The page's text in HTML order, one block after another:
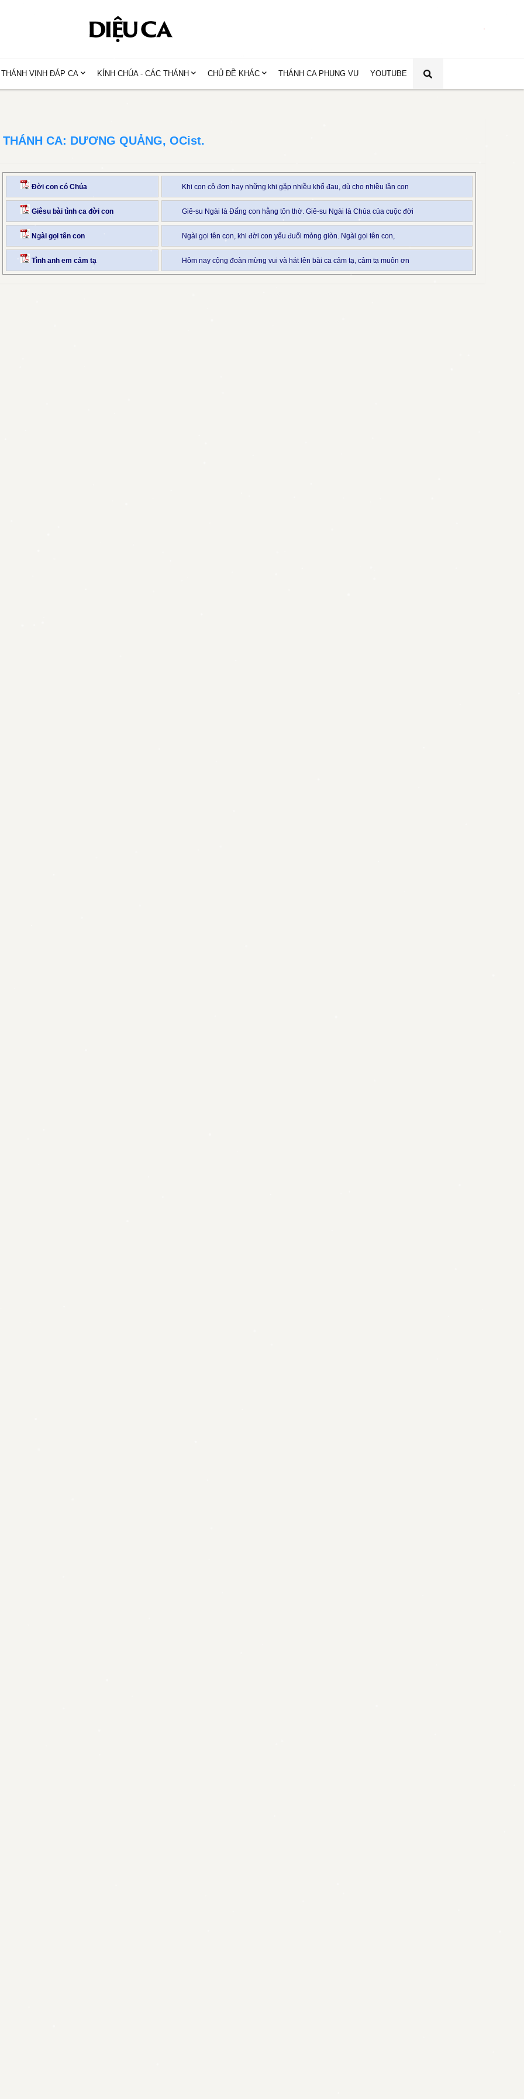
THÁNH VỊNH ĐÁP CA KÍNH CHÚA - CÁC THÁNH CHỦ ĐỀ KHÁC THÁNH CA PHỤNG VỤ YOUTUBE
THÁNH CA: DƯƠNG QUẢNG, OCist.
Đời con có Chúa Khi con cô đơn hay những khi gặp nhiều khổ đau, dù cho nhiều lần con
Giêsu bài tình ca đời con Giê-su Ngài là Đấng con hằng tôn thờ. Giê-su Ngài là Chúa của cuộc đời
Ngài gọi tên con Ngài gọi tên con, khi đời con yếu đuối mỏng giòn. Ngài gọi tên con,
Tình anh em cảm tạ Hôm nay cộng đoàn mừng vui và hát lên bài ca cảm tạ, cảm tạ muôn ơn